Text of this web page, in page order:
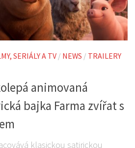
SERIÁLY A TV / NEWS / TRAILERY
animovaná
bajka Farma zvířat s
klasickou satirickou